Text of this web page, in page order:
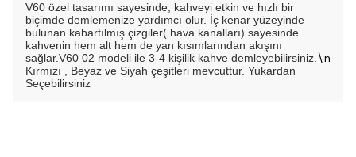
V60 özel tasarımı sayesinde, kahveyi etkin ve hızlı bir
biçimde demlemenize yardımcı olur. İç kenar yüzeyinde
bulunan kabartılmış çizgiler( hava kanalları) sayesinde
kahvenin hem alt hem de yan kısımlarından akışını
sağlar.V60 02 modeli ile 3-4 kişilik kahve demleyebilirsiniz. \n
Kırmızı , Beyaz ve Siyah çeşitleri mevcuttur. Yukardan
Seçebilirsiniz